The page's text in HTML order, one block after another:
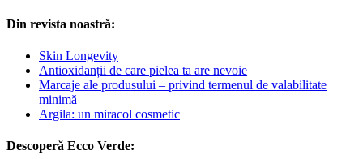
Din revista noastră:
Skin Longevity
Antioxidanții de care pielea ta are nevoie
Marcaje ale produsului – privind termenul de valabilitate
minimă
Argila: un miracol cosmetic
Descoperă Ecco Verde: